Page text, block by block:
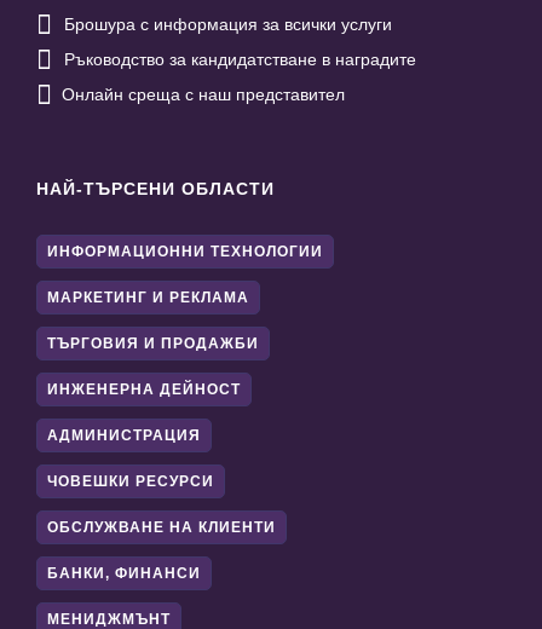
 Брошура с информация за всички услуги
 Ръководство за кандидатстване в наградите
 Онлайн среща с наш представител
НАЙ-ТЪРСЕНИ ОБЛАСТИ
ИНФОРМАЦИОННИ ТЕХНОЛОГИИ
МАРКЕТИНГ И РЕКЛАМА
ТЪРГОВИЯ И ПРОДАЖБИ
ИНЖЕНЕРНА ДЕЙНОСТ
АДМИНИСТРАЦИЯ
ЧОВЕШКИ РЕСУРСИ
ОБСЛУЖВАНЕ НА КЛИЕНТИ
БАНКИ, ФИНАНСИ
МЕНИДЖМЪНТ